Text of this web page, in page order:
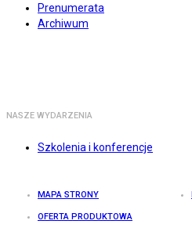
Prenumerata
Archiwum
NASZE WYDARZENIA
Szkolenia i konferencje
MAPA STRONY
OFERTA PRODUKTOWA